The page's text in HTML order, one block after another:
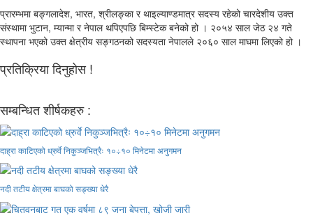
प्रारम्भमा बङ्गलादेश, भारत, श्रीलङ्का र थाइल्याण्डमात्र सदस्य रहेको चारदेशीय उक्त
संस्थामा भुटान, म्यान्मा र नेपाल थपिएपछि बिम्स्टेक बनेको हो । २०५४ साल जेठ २४ गते
स्थापना भएको उक्त क्षेत्रीय सङ्गठनको सदस्यता नेपालले २०६० साल माघमा लिएको हो ।
प्रतिक्रिया दिनुहोस !
सम्बन्धित शीर्षकहरु :
दाह्रा काटिएको ध्रुर्वे निकुञ्जभित्रैः १०÷१० मिनेटमा अनुगमन
नदी तटीय क्षेत्रमा बाघको सङ्ख्या धेरै